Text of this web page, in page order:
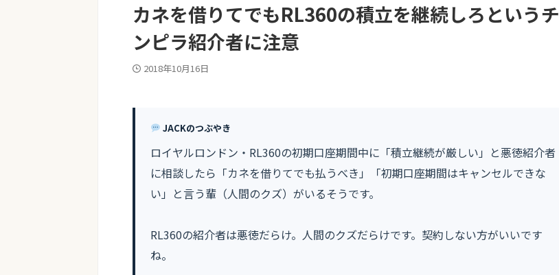
カネを借りてでもRL360の積立を継続しろというチ
ンピラ紹介者に注意
2018年10月16日
JACKのつぶやき
ロイヤルロンドン・RL360の初期口座期間中に「積立継続が厳しい」と悪徳紹介者
に相談したら「カネを借りてでも払うべき」「初期口座期間はキャンセルできな
い」と言う輩（人間のクズ）がいるそうです。
RL360の紹介者は悪徳だらけ。人間のクズだらけです。契約しない方がいいです
ね。